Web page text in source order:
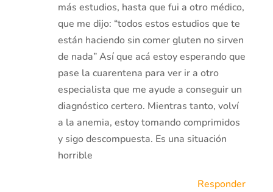
más estudios, hasta que fui a otro médico,
que me dijo: “todos estos estudios que te
están haciendo sin comer gluten no sirven
de nada” Así que acá estoy esperando que
pase la cuarentena para ver ir a otro
especialista que me ayude a conseguir un
diagnóstico certero. Mientras tanto, volví
a la anemia, estoy tomando comprimidos
y sigo descompuesta. Es una situación
horrible
Responder